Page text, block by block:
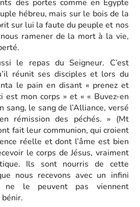
des portes comme en Égypte
hébreu, mais sur le bois de la
sur lui la faute du peuple et nos
ramener de la mort à la vie,
le repas du Seigneur. C’est
réunit ses disciples et lors du
le pain en disant « prenez et
est mon corps » et « « Buvez-en
sang, le sang de l’Alliance, versé
rémission des péchés. » (Mt
fait leur communion, qui croient
réelle et dont l’âme est bien
le corps de Jésus, vraiment
Ils sont nourris de cette
nous recevons avec un infini
ne le peuvent pas viennent